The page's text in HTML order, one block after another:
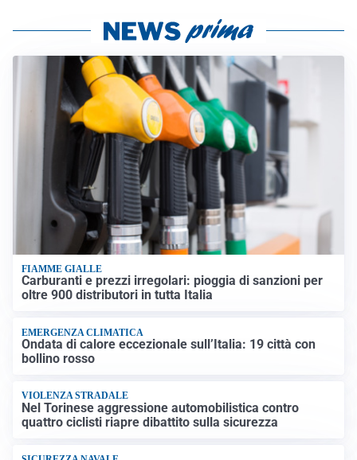
FIAMME GIALLE
Carburanti e prezzi irregolari: pioggia di sanzioni per
oltre 900 distributori in tutta Italia
EMERGENZA CLIMATICA
Ondata di calore eccezionale sull’Italia: 19 città con
bollino rosso
VIOLENZA STRADALE
Nel Torinese aggressione automobilistica contro
quattro ciclisti riapre dibattito sulla sicurezza